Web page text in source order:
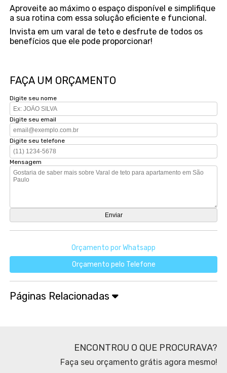
Aproveite ao máximo o espaço disponível e simplifique
a sua rotina com essa solução eficiente e funcional.
Invista em um varal de teto e desfrute de todos os
benefícios que ele pode proporcionar!
FAÇA UM ORÇAMENTO
Digite seu nome
Digite seu email
Digite seu telefone
Mensagem
Orçamento por Whatsapp
Orçamento pelo Telefone
Páginas Relacionadas
ENCONTROU O QUE PROCURAVA?
Faça seu orçamento grátis agora mesmo!